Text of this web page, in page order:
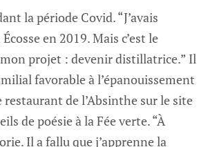
la période Covid. “J’avais
en 2019. Mais c’est le
projet : devenir distillatrice.” Il
favorable à l’épanouissement
de l’Absinthe sur le site
de poésie à la Fée verte. “À
Il a fallu que j’apprenne la